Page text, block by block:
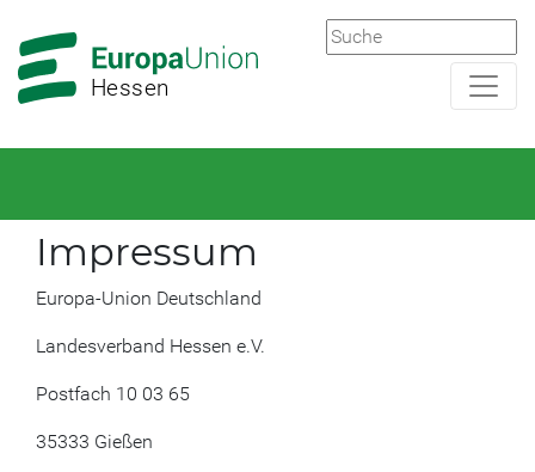
Hauptnavigation
Hauptbereich
Hessen
Impressum
Europa-Union Deutschland
Landesverband Hessen e.V.
Postfach 10 03 65
35333 Gießen